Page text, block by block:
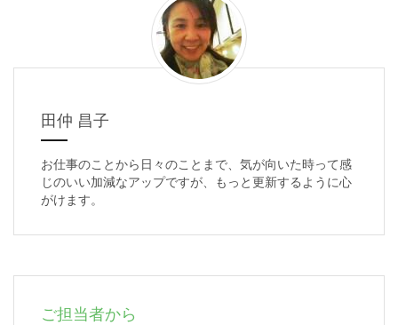
田仲 昌子
お仕事のことから日々のことまで、気が向いた時って感
じのいい加減なアップですが、もっと更新するように心
がけます。
ご担当者から